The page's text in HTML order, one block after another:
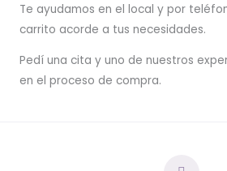
Te ayudamos en el local y por
carrito acorde a tus necesidades.
Pedí una cita y uno de nuestros
en el proceso de compra.